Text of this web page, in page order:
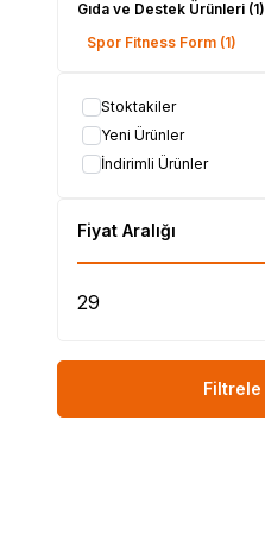
Gıda ve Destek Ürünleri (1)
Spor Fitness Form (1)
Stoktakiler
Yeni Ürünler
İndirimli Ürünler
Fiyat Aralığı
Filtrele